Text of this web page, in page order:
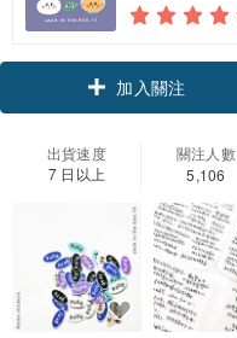
加入關注
出貨速度
7 日以上
關注人數
5,106